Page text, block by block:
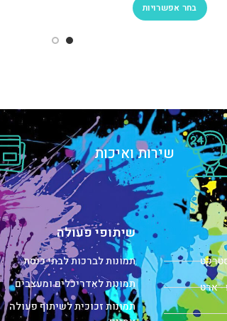
בחר אפשרויות
שירות ואיכות
- ארט
שיתופי פעולה
תמונות לברכות לבתי כנסת
תמונות לאדריכלים ומעצבים
תמונות זכוכית לשיתוף פעולה